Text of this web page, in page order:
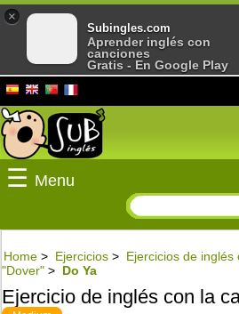
☰ Menu
Home > Ejercicios > Ejercicios de
"Dover" > Do Ya
Ejercicio de inglés con la
×
Subingles.com
Aprender inglés con
canciones
Gratis - En Google Play